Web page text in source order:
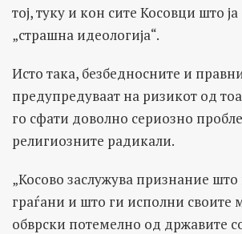
тој, туку и кон сите Косовци што
„страшна идеологија“.
Исто така, безбедносните и
предупредуваат на ризикот од
го сфати доволно сериозно
религиозните радикали.
„Косово заслужува признание што
граѓани и што ги исполни своите
обврски потемелно од државите